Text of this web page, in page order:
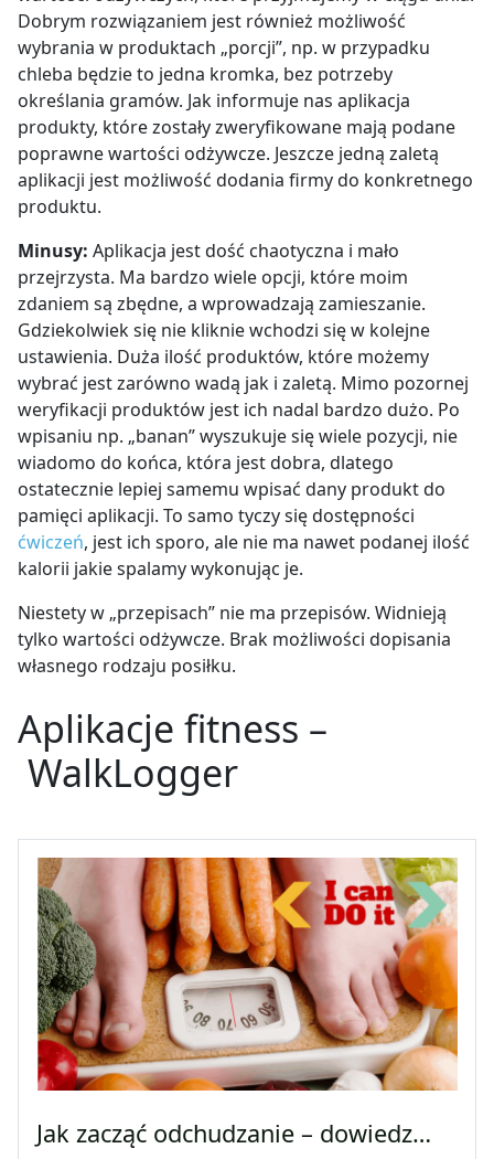
Dobrym rozwiązaniem jest również możliwość
wybrania w produktach „porcji”, np. w przypadku
chleba będzie to jedna kromka, bez potrzeby
określania gramów. Jak informuje nas aplikacja
produkty, które zostały zweryfikowane mają podane
poprawne wartości odżywcze. Jeszcze jedną zaletą
aplikacji jest możliwość dodania firmy do konkretnego
produktu.
Minusy: Aplikacja jest dość chaotyczna i mało
przejrzysta. Ma bardzo wiele opcji, które moim
zdaniem są zbędne, a wprowadzają zamieszanie.
Gdziekolwiek się nie kliknie wchodzi się w kolejne
ustawienia. Duża ilość produktów, które możemy
wybrać jest zarówno wadą jak i zaletą. Mimo pozornej
weryfikacji produktów jest ich nadal bardzo dużo. Po
wpisaniu np. „banan” wyszukuje się wiele pozycji, nie
wiadomo do końca, która jest dobra, dlatego
ostatecznie lepiej samemu wpisać dany produkt do
pamięci aplikacji. To samo tyczy się dostępności
ćwiczeń, jest ich sporo, ale nie ma nawet podanej ilość
kalorii jakie spalamy wykonując je.
Niestety w „przepisach” nie ma przepisów. Widnieją
tylko wartości odżywcze. Brak możliwości dopisania
własnego rodzaju posiłku.
Aplikacje fitness –
WalkLogger
Jak zacząć odchudzanie – dowiedz…